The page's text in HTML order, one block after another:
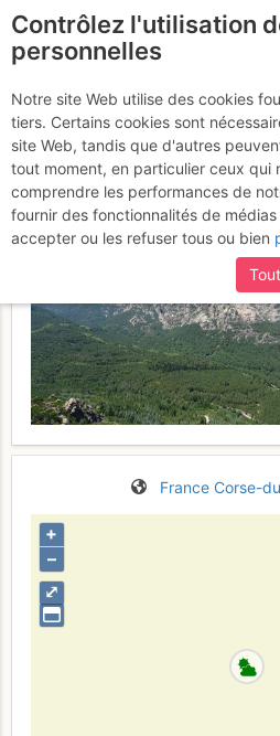
Punta di u
Haddad
Jeudi 22
France Corse-
⤢
+
–
Contrôlez l'utilisation
personnelles
Notre site Web utilise des cookies
tiers. Certains cookies sont
site Web, tandis que d'autres
tout moment, en particulier ceux qui
comprendre les performances de
fournir des fonctionnalités de
accepter ou les refuser tous ou bien